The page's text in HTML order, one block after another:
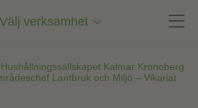
Välj verksamhet
Hushållningssällskapet Kalmar Kronoberg
Lantbruk och Miljö – Vikariat